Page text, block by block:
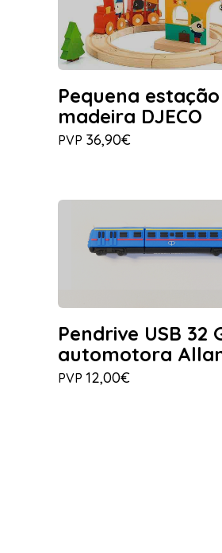
Pequena
madeira DJECO
PVP 36,90€
Pendrive USB 32
automotora
PVP 12,00€